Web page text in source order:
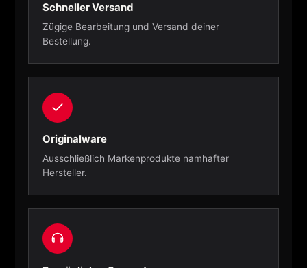
Schneller Versand
Zügige Bearbeitung und Versand deiner
Bestellung.
Originalware
Ausschließlich Markenprodukte namhafter
Hersteller.